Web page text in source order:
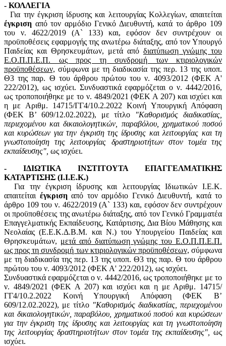
- ΚΟΛΛΕΓΙΑ
Για την έγκριση ίδρυσης και λειτουργίας Κολλεγίων, απαιτείται
έγκριση από τον αρμόδιο Γενικό Διευθυντή, κατά το άρθρο 109
του ν. 4622/2019 (Α` 133) και, εφόσον δεν συντρέχουν οι
προϋποθέσεις εφαρμογής της ανωτέρω διάταξης, από τον Υπουργό
Παιδείας και Θρησκευμάτων, μετά από διατύπωση γνώμης του
Ε.Ο.Π.Π.Ε.Π. ως προς τη συνδρομή των κτιριολογικών
προϋποθέσεων, σύμφωνα με τη διαδικασία της περ. 13 της υποπ.
Θ3 της παρ. Θ του άρθρου πρώτου του ν. 4093/2012 (ΦΕΚ Α'
222/2012), ως ισχύει. Συνδυαστικά εφαρμόζεται ο ν. 4442/2016,
ως τροποποιήθηκε με το ν. 4849/2021 (ΦΕΚ Α 207) και ισχύει και
η με Αριθμ. 14715/ΓΓ4/10.2.2022 Κοινή Υπουργική Απόφαση
(ΦΕΚ B’ 609/12.02.2022), με τίτλο
"Καθορισμός διαδικασίας,
περιεχομένου και δικαιολογητικών, παραβόλου, χρηματικού ποσού
και κυρώσεων για την έγκριση της ίδρυσης και λειτουργίας και τη
γνωστοποίηση της λειτουργίας δραστηριοτήτων στον τομέα της
εκπαίδευσης", ως ισχύει.
- ΙΔΙΩΤΙΚΑ ΙΝΣΤΙΤΟΥΤΑ ΕΠΑΓΓΕΛΜΑΤΙΚΗΣ
ΚΑΤΑΡΤΙΣΗΣ (Ι.Ι.Ε.Κ.)
Για την έγκριση ίδρυσης και λειτουργίας Ιδιωτικών Ι.Ε.Κ.
απαιτείται έγκρισηαπό τον αρμόδιο Γενικό Διευθυντή, κατά το
άρθρο 109 του ν. 4622/2019 (Α` 133) και, εφόσον δεν συντρέχουν
οι προϋποθέσεις της ανωτέρω διάταξης, από τον Γενικό Γραμματέα
Επαγγελματικής Εκπαίδευσης, Κατάρτισης, Δια Βίου Μάθησης και
Νεολαίας (Ε.Ε.Κ.Δ.Β.Μ. και Ν.) του Υπουργείου Παιδείας και
Θρησκευμάτων, μετά από διατύπωση γνώμης του Ε.Ο.Π.Π.Ε.Π.
ως προς τη συνδρομή των κτιριολογικών προϋποθέσεων, σύμφωνα
με τη διαδικασία της περ. 13 της υποπ. Θ3 της παρ. Θ του άρθρου
πρώτου του ν. 4093/2012 (ΦΕΚ Α' 222/2012), ως ισχύει.
Συνδυαστικά εφαρμόζεται ο ν. 4442/2016, ως τροποποιήθηκε με το
ν. 4849/2021 (ΦΕΚ Α 207) και ισχύει και η με Αριθμ. 14715/
ΓΓ4/10.2.2022 Κοινή Υπουργική Απόφαση (ΦΕΚ B’
609/12.02.2022), με τίτλο "Καθορισμός διαδικασίας, περιεχομένου
και δικαιολογητικών, παραβόλου, χρηματικού ποσού και κυρώσεων
για την έγκριση της ίδρυσης και λειτουργίας και τη γνωστοποίηση
της λειτουργίας δραστηριοτήτων στον τομέα της εκπαίδευσης",
ως
ισχύει.